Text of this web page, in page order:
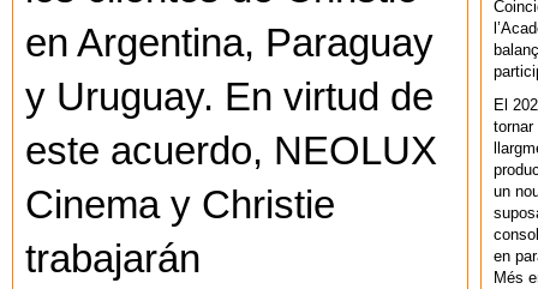
en Argentina, Paraguay
y Uruguay. En virtud de
este acuerdo, NEOLUX
Cinema y Christie
trabajarán
El
un
en
Més